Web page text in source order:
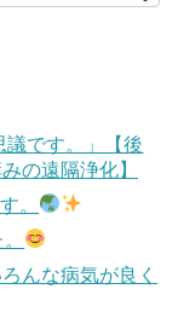
議です。」【後
の遠隔浄化】
。
んな病気が良く